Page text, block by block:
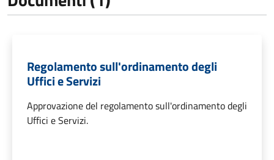
Regolamento sull'ordinamento degli
Uffici e Servizi
Approvazione del regolamento sull'ordinamento degli
Uffici e Servizi.